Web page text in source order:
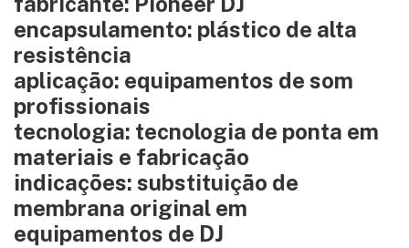
encapsulamento: plástico de alta
resistência
aplicação: equipamentos de som
profissionais
tecnologia: tecnologia de ponta em
materiais e fabricação
indicações: substituição de
membrana original em
equipamentos de DJ